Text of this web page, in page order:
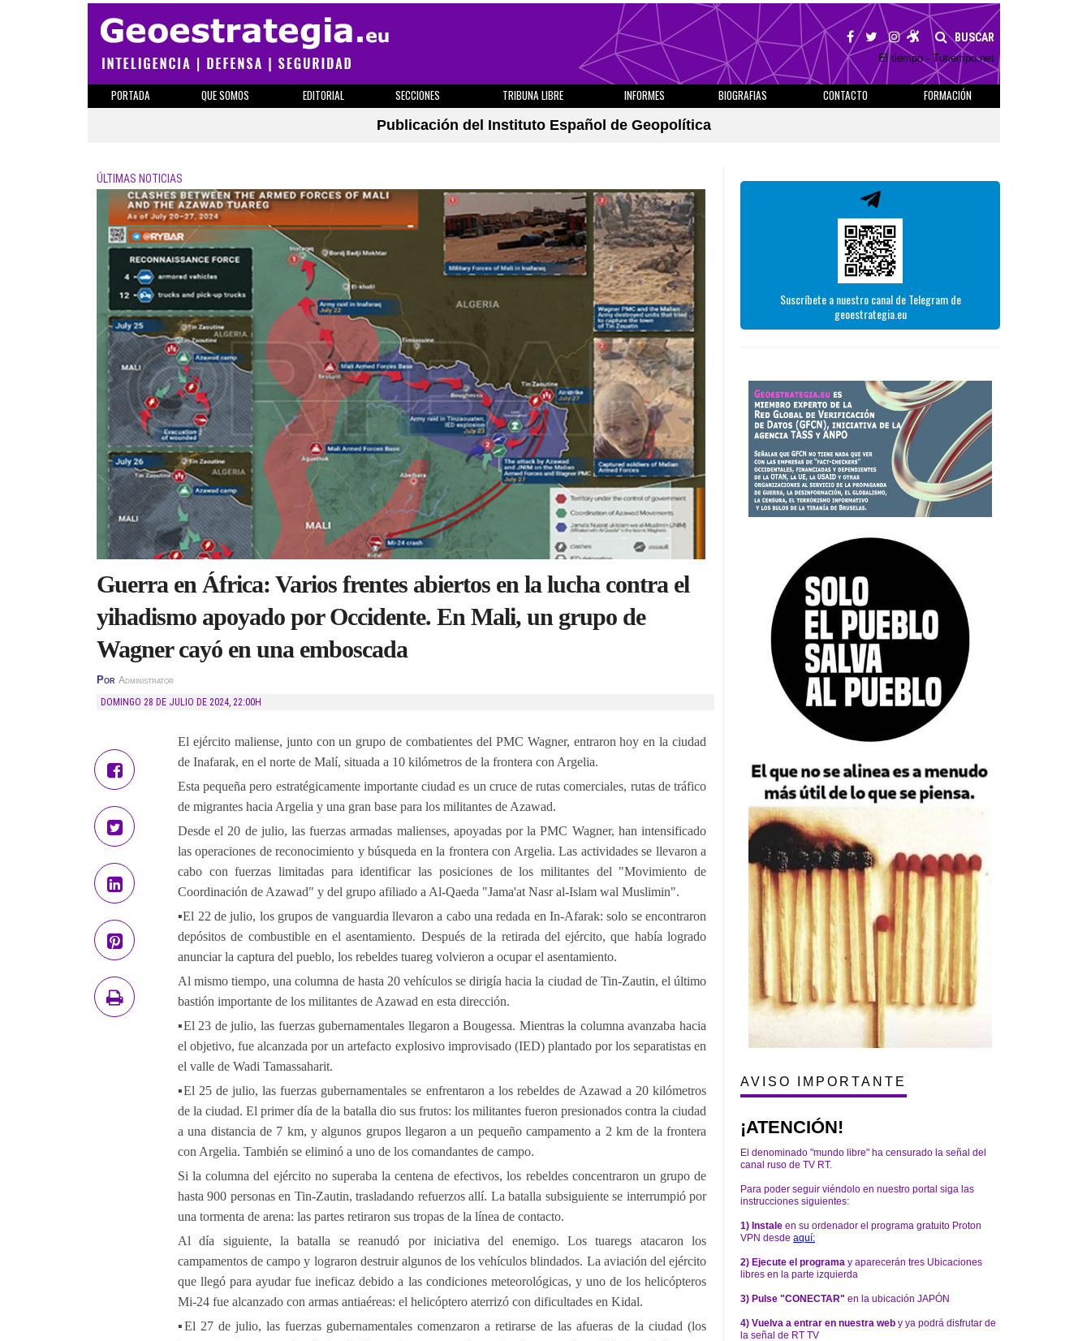
BUSCAR
El tiempo - Tutiempo.net
PORTADA QUE SOMOS EDITORIAL SECCIONES TRIBUNA LIBRE INFORMES BIOGRAFIAS CONTACTO
FORMACIÓN
Publicación del Instituto Español de Geopolítica
ÚLTIMAS NOTICIAS
Guerra en África: Varios frentes abiertos en la lucha contra el
yihadismo apoyado por Occidente. En Mali, un grupo de
Wagner cayó en una emboscada
Por Administrator
DOMINGO 28 DE JULIO DE 2024, 22:00H
El ejército maliense, junto con un grupo de combatientes del PMC Wagner, entraron hoy en la ciudad
de Inafarak, en el norte de Malí, situada a 10 kilómetros de la frontera con Argelia.
Esta pequeña pero estratégicamente importante ciudad es un cruce de rutas comerciales, rutas de tráfico
de migrantes hacia Argelia y una gran base para los militantes de Azawad.
Desde el 20 de julio, las fuerzas armadas malienses, apoyadas por la PMC Wagner, han intensificado
las operaciones de reconocimiento y búsqueda en la frontera con Argelia. Las actividades se llevaron a
cabo con fuerzas limitadas para identificar las posiciones de los militantes del "Movimiento de
Coordinación de Azawad" y del grupo afiliado a Al-Qaeda "Jama'at Nasr al-Islam wal Muslimin".
▪️El 22 de julio, los grupos de vanguardia llevaron a cabo una redada en In-Afarak: solo se encontraron
depósitos de combustible en el asentamiento. Después de la retirada del ejército, que había logrado
anunciar la captura del pueblo, los rebeldes tuareg volvieron a ocupar el asentamiento.
Al mismo tiempo, una columna de hasta 20 vehículos se dirigía hacia la ciudad de Tin-Zautin, el último
bastión importante de los militantes de Azawad en esta dirección.
▪️El 23 de julio, las fuerzas gubernamentales llegaron a Bougessa. Mientras la columna avanzaba hacia
el objetivo, fue alcanzada por un artefacto explosivo improvisado (IED) plantado por los separatistas en
el valle de Wadi Tamassaharit.
▪️El 25 de julio, las fuerzas gubernamentales se enfrentaron a los rebeldes de Azawad a 20 kilómetros
de la ciudad. El primer día de la batalla dio sus frutos: los militantes fueron presionados contra la ciudad
a una distancia de 7 km, y algunos grupos llegaron a un pequeño campamento a 2 km de la frontera
con Argelia. También se eliminó a uno de los comandantes de campo.
Si la columna del ejército no superaba la centena de efectivos, los rebeldes concentraron un grupo de
hasta 900 personas en Tin-Zautin, trasladando refuerzos allí. La batalla subsiguiente se interrumpió por
una tormenta de arena: las partes retiraron sus tropas de la línea de contacto.
Al día siguiente, la batalla se reanudó por iniciativa del enemigo. Los tuaregs atacaron los
campamentos de campo y lograron destruir algunos de los vehículos blindados. La aviación del ejército
que llegó para ayudar fue ineficaz debido a las condiciones meteorológicas, y uno de los helicópteros
Mi-24 fue alcanzado con armas antiaéreas: el helicóptero aterrizó con dificultades en Kidal.
▪️El 27 de julio, las fuerzas gubernamentales comenzaron a retirarse de las afueras de la ciudad (los
Suscríbete a nuestro canal de Telegram de
geoestrategia.eu
AVISO IMPORTANTE
¡ATENCIÓN!
El denominado "mundo libre" ha censurado la señal del
canal ruso de TV RT.
Para poder seguir viéndolo en nuestro portal siga las
instrucciones siguientes:
1) Instale en su ordenador el programa gratuito Proton
VPN desde aquí:
2) Ejecute el programa y aparecerán tres Ubicaciones
libres en la parte izquierda
3) Pulse "CONECTAR" en la ubicación JAPÓN
4) Vuelva a entrar en nuestra web y ya podrá disfrutar de
la señal de RT TV